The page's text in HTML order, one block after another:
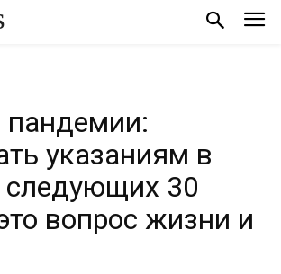
пандемии:
указаниям в
следующих 30
вопрос жизни и